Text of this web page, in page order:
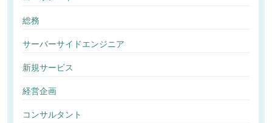
総務
サーバーサイドエンジニア
新規サービス
経営企画
コンサルタント